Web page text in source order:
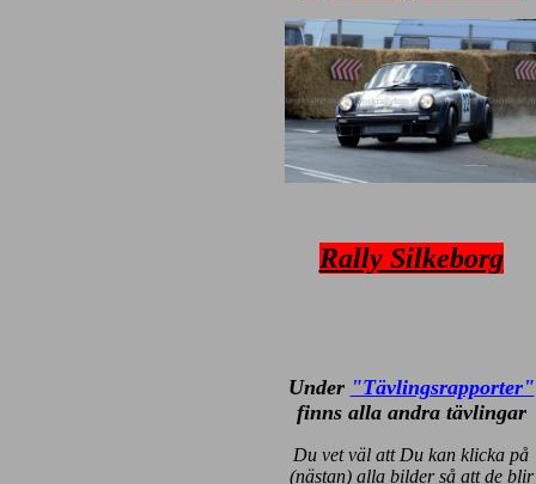
Rally Silkeborg
Under "Tävlingsrapporter"
finns alla andra tävlingar
Du vet väl att Du kan klicka på
(nästan) alla bilder så att de blir